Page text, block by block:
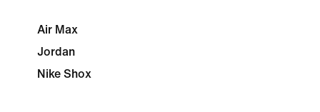
Air Max
Jordan
Nike Shox